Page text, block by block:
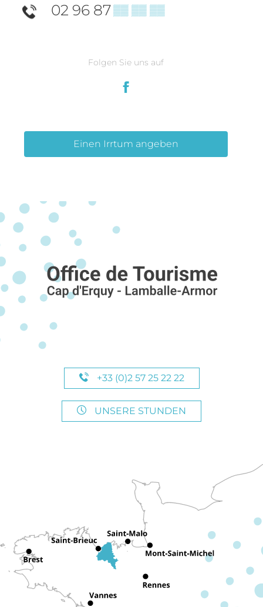
02 96 87▒▒ ▒▒ ▒▒
Folgen Sie uns auf
Einen Irrtum angeben
+33 (0)2 57 25 22 22
UNSERE STUNDEN